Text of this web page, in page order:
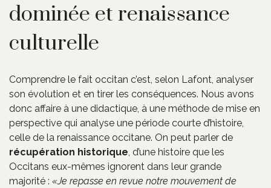
dominée et renaissance
culturelle
Comprendre le fait occitan c’est, selon Lafont, analyser
son évolution et en tirer les conséquences. Nous avons
donc affaire à une didactique, à une méthode de mise en
perspective qui analyse une période courte d’histoire,
celle de la renaissance occitane. On peut parler de
récupération historique , d’une histoire que les
Occitans eux-mêmes ignorent dans leur grande
majorité :
Je repasse en revue notre mouvement de